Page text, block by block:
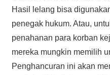
Hasil lelang bisa
penegak hukum. Atau,
penahanan para korban
mereka mungkin memilih
Penghancuran ini akan